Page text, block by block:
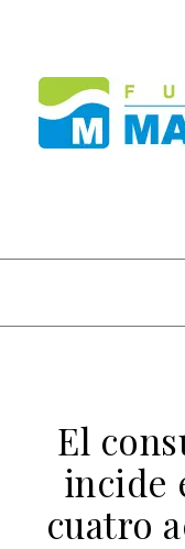
El
incide
cuatro